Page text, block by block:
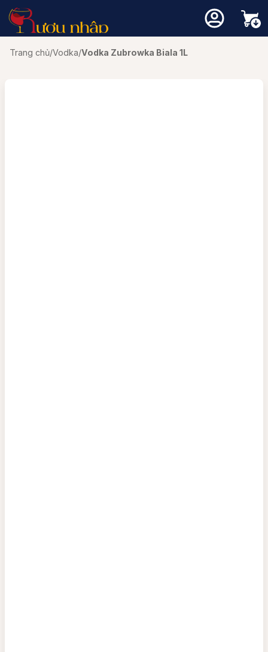
Trang chủ/Vodka/Vodka Zubrowka Biala 1L